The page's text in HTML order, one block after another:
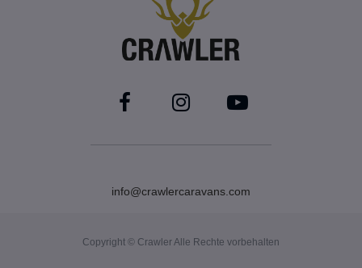
info@crawlercaravans.com
Copyright © Crawler Alle Rechte vorbehalten